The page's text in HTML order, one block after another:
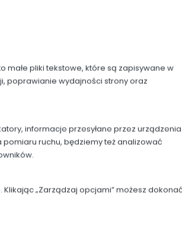
małe pliki tekstowe, które są zapisywane w
poprawianie wydajności strony oraz
informacje przesyłane przez urządzenia
ruchu, będziemy też analizować
„Zarządzaj opcjami” możesz dokonać
przy 10 porcjach wynosi ok 16 cm
mascarpone i maliny w środku.
poglądowy. Dekoracja,
wykonania tortu identycznego (1:1)